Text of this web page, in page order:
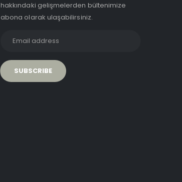
hakkındaki gelişmelerden bültenimize
abona olarak ulaşabilirsiniz.